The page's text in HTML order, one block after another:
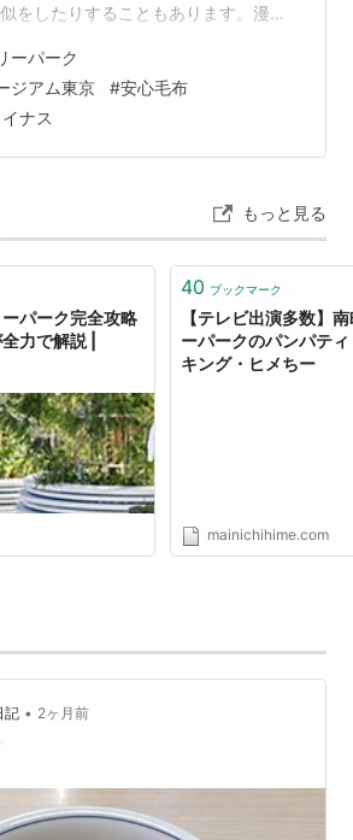
をしたりすることもあります。漫画
、実はうらやましがっているのか
ます。
ーパーク
ジアム東京 #安心毛布
ナス
もっと見る
ーパーク完全攻略
力で解説 |
40 ブックマーク
【テレビ出演多数】
ーパークのパンパテ
キング・ヒメちー
mainichihime.com
記 • 2ヶ月前